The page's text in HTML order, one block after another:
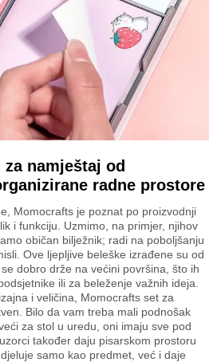
namještaj od
radne prostore
Momocrafts je poznat po proizvodnji
i funkciju. Uzmimo, na primjer, njihov
običan bilježnik; radi na poboljšanju
Ove ljepljive beleške izrađene su od
dobro drže na većini površina, što ih
ili za beleženje važnih ideja.
i veličina, Momocrafts set za
Bilo da vam treba mali podnošak
za stol u uredu, oni imaju sve pod
također daju pisarskom prostoru
samo kao predmet, već i daje